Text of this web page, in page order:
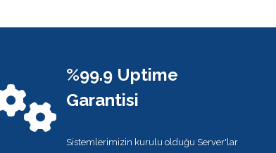
%99.9 Uptime
Garantisi
Sistemlerimizin kurulu olduğu Server'lar